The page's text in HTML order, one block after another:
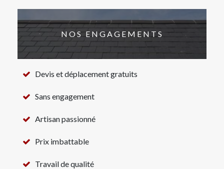
NOS ENGAGEMENTS
Devis et déplacement gratuits
Sans engagement
Artisan passionné
Prix imbattable
Travail de qualité